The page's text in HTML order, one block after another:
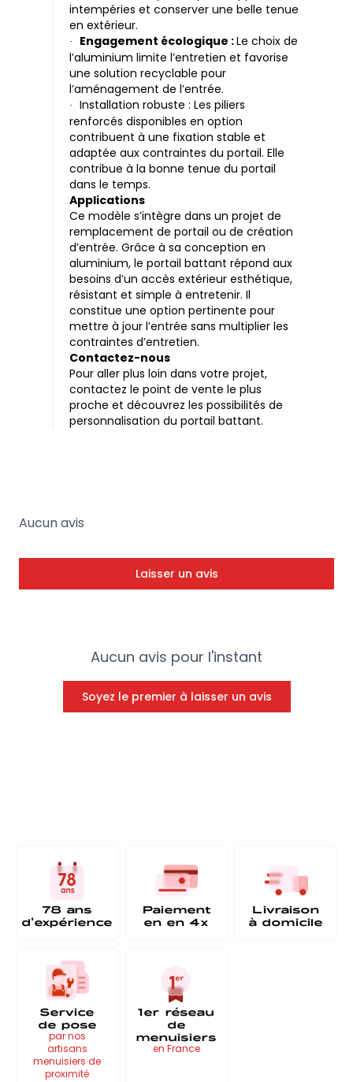
intempéries et conserver une belle tenue
en extérieur.
· Engagement écologique :Le choix de
l’aluminium limite l’entretien et favorise
une solution recyclable pour
l’aménagement de l’entrée.
·
Installation robuste : Les piliers
renforcés disponibles en option
contribuent à une fixation stable et
adaptée aux contraintes du portail. Elle
contribue à la bonne tenue du portail
dans le temps.
Applications
Ce modèle s’intègre dans un projet de
remplacement de portail ou de création
d’entrée. Grâce à sa conception en
aluminium, le portail battant répond aux
besoins d’un accès extérieur esthétique,
résistant et simple à entretenir. Il
constitue une option pertinente pour
mettre à jour l’entrée sans multiplier les
contraintes d’entretien.
Contactez-nous
Pour aller plus loin dans votre projet,
contactez le point de vente le plus
proche et découvrez les possibilités de
personnalisation du portail battant.
Aucun avis pour l'instant
Soyez le premier à laisser un avis
Aucun avis
Laisser un avis
78 ans
d'expérience
Paiement
en en 4x
Livraison
à domicile
Service
de pose
par nos
artisans
menuisiers de
proximité
1er réseau
de
menuisiers
en France